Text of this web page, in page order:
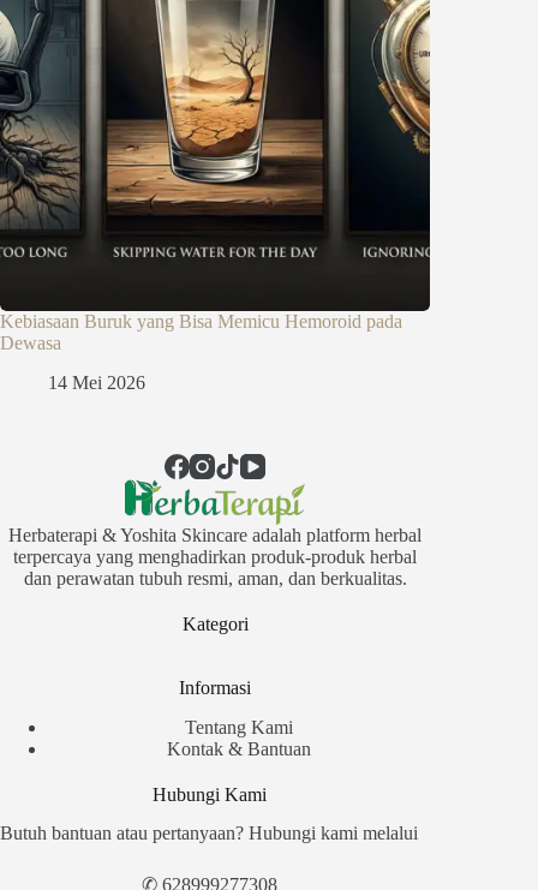
Kebiasaan Buruk yang Bisa Memicu Hemoroid pada
Dewasa
14 Mei 2026
Herbaterapi & Yoshita Skincare adalah platform herbal
terpercaya yang menghadirkan produk-produk herbal
dan perawatan tubuh resmi, aman, dan berkualitas.
Kategori
Informasi
Tentang Kami
Kontak & Bantuan
Hubungi Kami
Butuh bantuan atau pertanyaan? Hubungi kami melalui
✆ 628999277308